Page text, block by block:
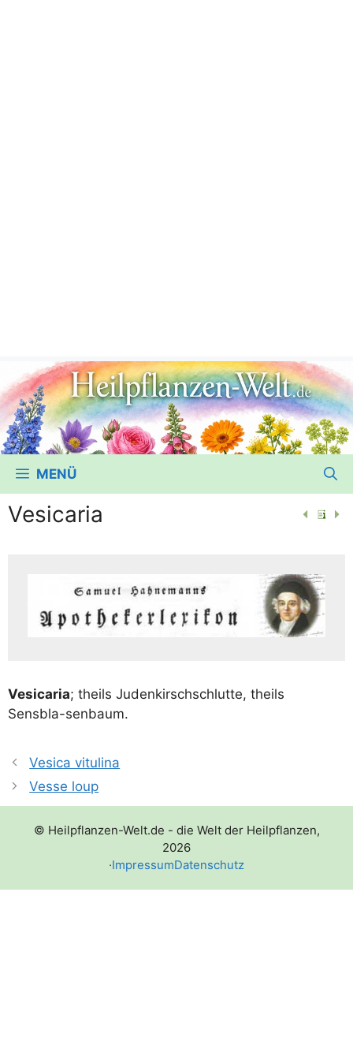
MENÜ
Vesicaria
Vesi­ca­ria; theils Juden­kirsch­schlut­te, theils
Sensbla-senbaum.
Vesica vitulina
Vesse loup
© Heilpflanzen-Welt.de - die Welt der Heilpflanzen,
2026
·ImpressumDatenschutz